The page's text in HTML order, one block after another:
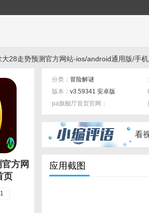
28走势预测官方网站-ios/android通用版/手
方网
页
1
分类： 冒险解谜
版本： v3.59341 安卓版
pa旗舰厅首页官网：
看
应用截图